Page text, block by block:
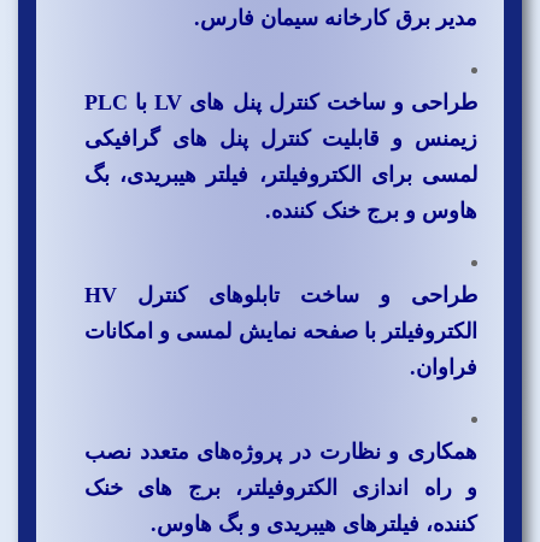
مدیر برق کارخانه سیمان فارس.
طراحی و ساخت کنترل پنل های LV با PLC
زیمنس و قابلیت کنترل پنل های گرافیکی
لمسی برای الکتروفیلتر، فیلتر هیبریدی، بگ
هاوس و برج خنک کننده.
طراحی و ساخت تابلوهای کنترل HV
الکتروفیلتر با صفحه نمایش لمسی و امکانات
فراوان.
همکاری و نظارت در پروژه‌های متعدد نصب
و راه اندازی الکتروفیلتر، برج های خنک
کننده، فیلترهای هیبریدی و بگ هاوس.